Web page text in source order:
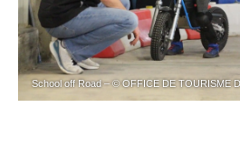
School off Road – © OFFICE DE TOURISME